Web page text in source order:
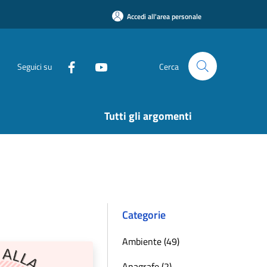
Accedi all'area personale
Seguici su Cerca
Tutti gli argomenti
Categorie
Ambiente (49)